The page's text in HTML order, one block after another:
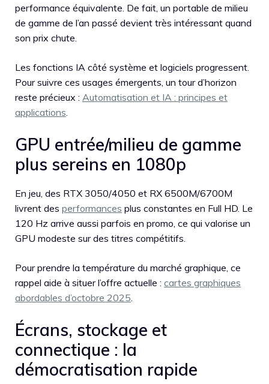
performance équivalente. De fait, un portable de milieu
de gamme de l’an passé devient très intéressant quand
son prix chute.
Les fonctions IA côté système et logiciels progressent.
Pour suivre ces usages émergents, un tour d’horizon
reste précieux : Automatisation et IA : principes et
applications.
GPU entrée/milieu de gamme
plus sereins en 1080p
En jeu, des RTX 3050/4050 et RX 6500M/6700M
livrent des performances plus constantes en Full HD. Le
120 Hz arrive aussi parfois en promo, ce qui valorise un
GPU modeste sur des titres compétitifs.
Pour prendre la température du marché graphique, ce
rappel aide à situer l’offre actuelle : cartes graphiques
abordables d’octobre 2025.
Écrans, stockage et
connectique : la
démocratisation rapide